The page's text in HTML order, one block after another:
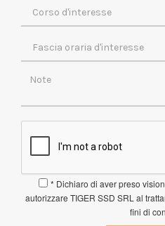
* Dichiaro di aver preso
autorizzare TIGER SSD SRL al
fini di